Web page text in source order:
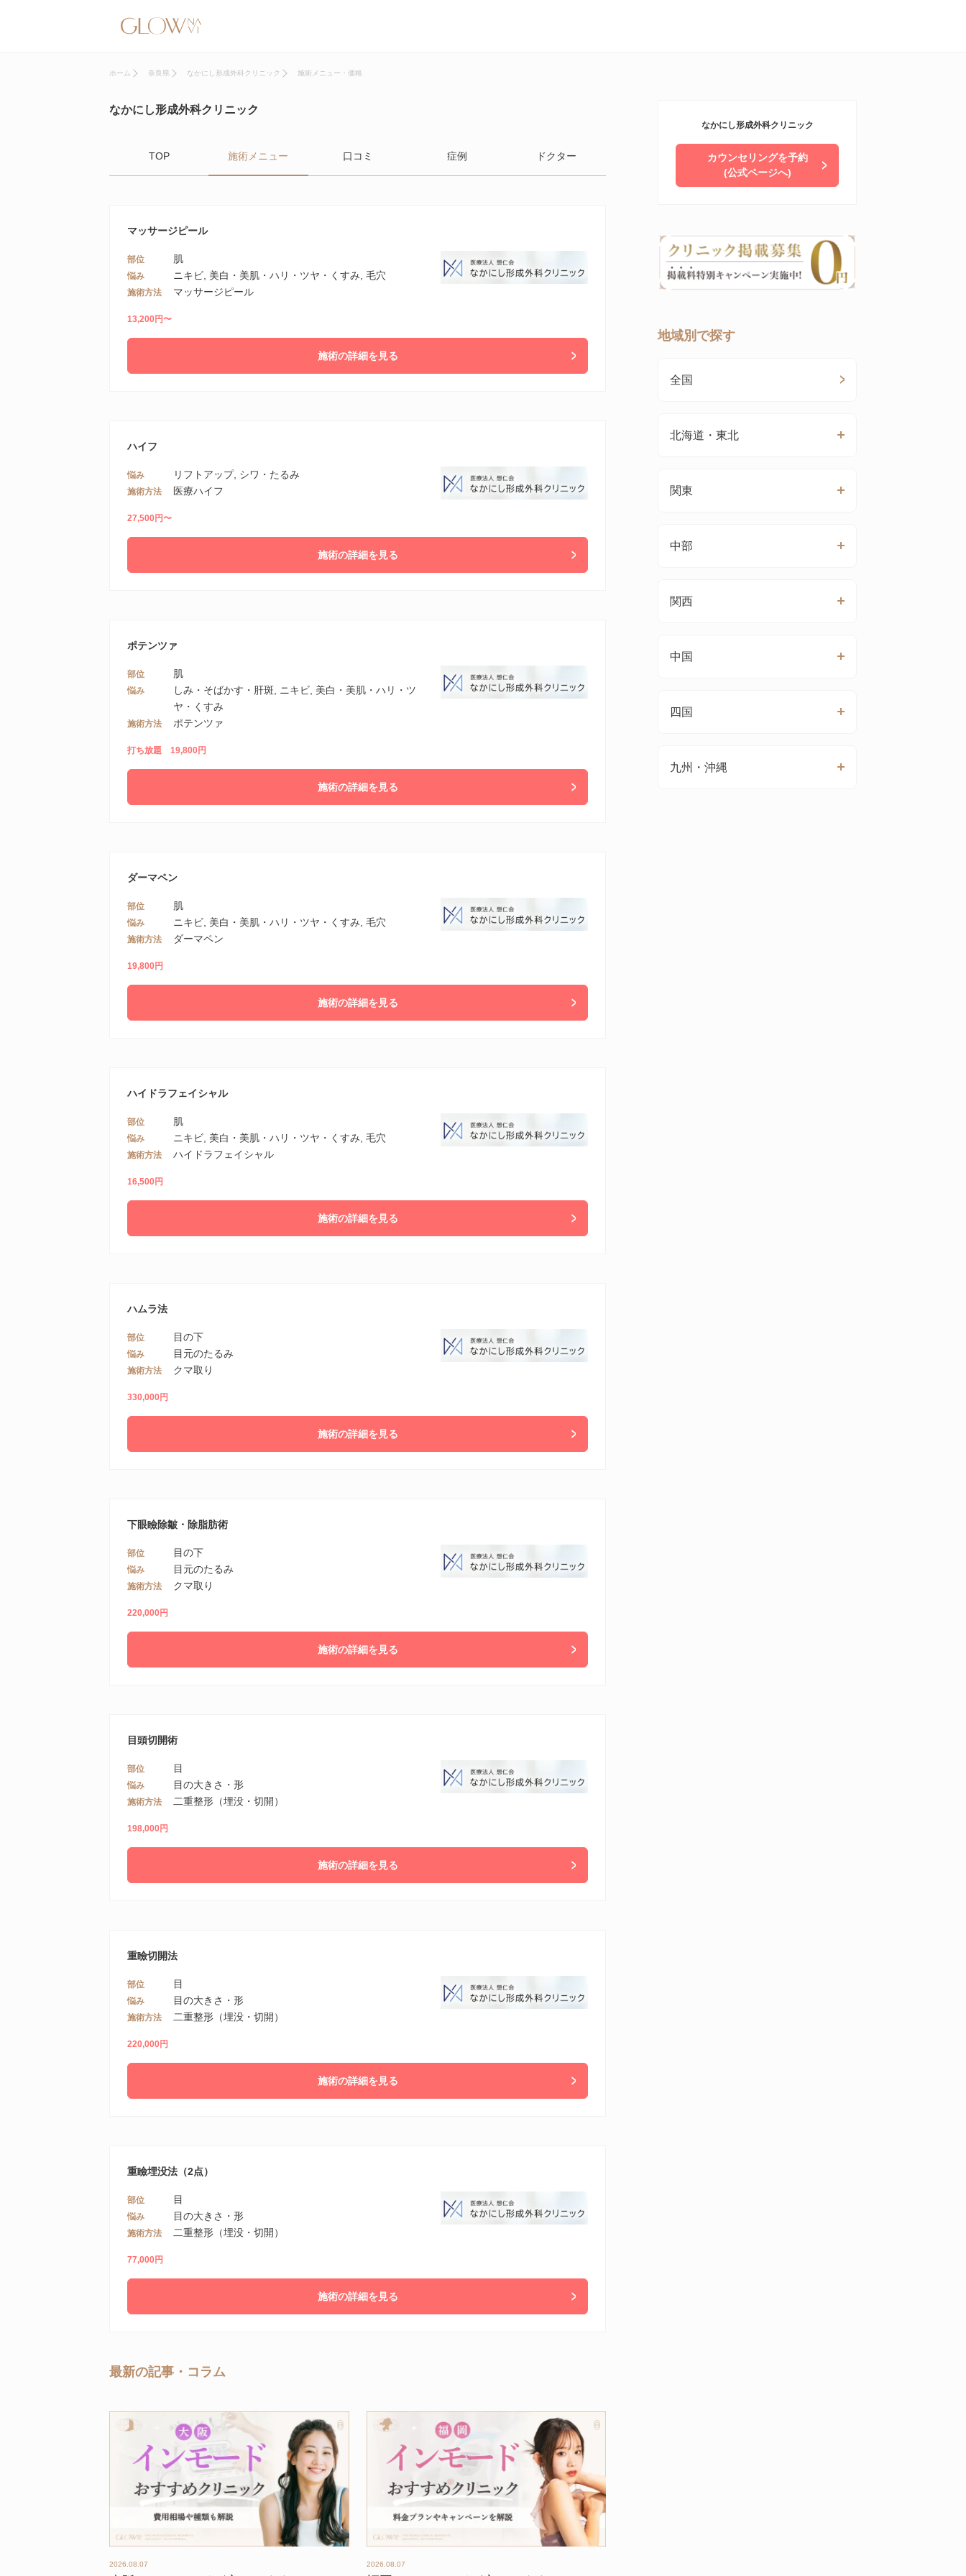
ホーム 奈良県 なかにし形成外科クリニック 施術メニュー・価格
なかにし形成外科クリニック
TOP 施術メニュー 口コミ 症例 ドクター
マッサージピール
部位 肌
悩み ニキビ, 美白・美肌・ハリ・ツヤ・くすみ, 毛穴
施術方法 マッサージピール
13,200円〜
施術の詳細を見る
ハイフ
悩み リフトアップ, シワ・たるみ
施術方法 医療ハイフ
27,500円〜
施術の詳細を見る
ポテンツァ
部位 肌
悩み
しみ・そばかす・肝斑, ニキビ, 美白・美肌・ハリ・ツ
ヤ・くすみ
施術方法 ポテンツァ
打ち放題 19,800円
施術の詳細を見る
ダーマペン
部位 肌
悩み ニキビ, 美白・美肌・ハリ・ツヤ・くすみ, 毛穴
施術方法 ダーマペン
19,800円
施術の詳細を見る
ハイドラフェイシャル
部位 肌
悩み ニキビ, 美白・美肌・ハリ・ツヤ・くすみ, 毛穴
施術方法 ハイドラフェイシャル
16,500円
施術の詳細を見る
ハムラ法
部位 目の下
悩み 目元のたるみ
施術方法 クマ取り
330,000円
施術の詳細を見る
下眼瞼除皺・除脂肪術
部位 目の下
悩み 目元のたるみ
施術方法 クマ取り
220,000円
施術の詳細を見る
目頭切開術
部位 目
悩み 目の大きさ・形
施術方法 二重整形（埋没・切開）
198,000円
施術の詳細を見る
重瞼切開法
部位 目
悩み 目の大きさ・形
施術方法 二重整形（埋没・切開）
220,000円
施術の詳細を見る
重瞼埋没法（2点）
部位 目
悩み 目の大きさ・形
施術方法 二重整形（埋没・切開）
77,000円
施術の詳細を見る
最新の記事・コラム
2026.08.07 2026.08.07
なかにし形成外科クリニック
カウンセリングを予約
(公式ページへ)
地域別で探す
全国
北海道・東北
関東
中部
関西
中国
四国
九州・沖縄